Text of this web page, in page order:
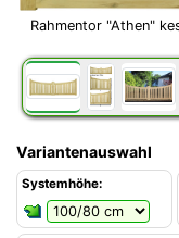
Rahmentor "Athen"
Variantenauswahl
Systemhöhe: